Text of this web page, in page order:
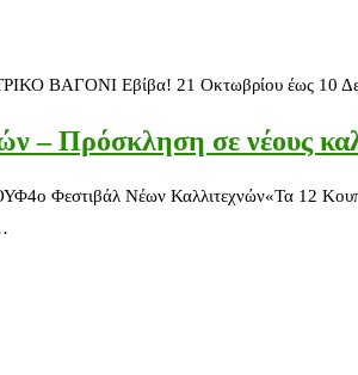
ΒΑΓΟΝΙ Εβίβα! 21 Οκτωβρίου έως 10
– Πρόσκληση σε νέους
Νέων Καλλιτεχνών«Τα 12 Κουπέ»